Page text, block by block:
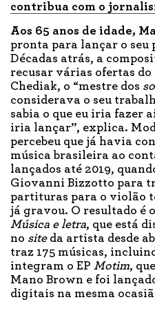
contribua com o
Aos 65 anos de idade,
pronta para lançar o seu
Décadas atrás, a
recusar várias ofertas
Chediak, o “mestre dos
considerava o seu
sabia o que eu iria fazer
iria lançar”, explica.
percebeu que já havia
música brasileira ao
lançados até 2019,
Giovanni Bizzotto para
partituras para o violão
já gravou. O resultado é
Música e letra, que está
no siteda artista desde
traz 175 músicas,
integram o EP Motim,
Mano Brown e foi
digitais na mesma